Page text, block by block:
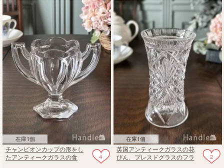
ン」
在庫1個
4
チャンピオンカップの形をし
たアンティークガラスの食
在庫1個
2
英国アンティークガラスの花
びん、プレスドグラスのフラ